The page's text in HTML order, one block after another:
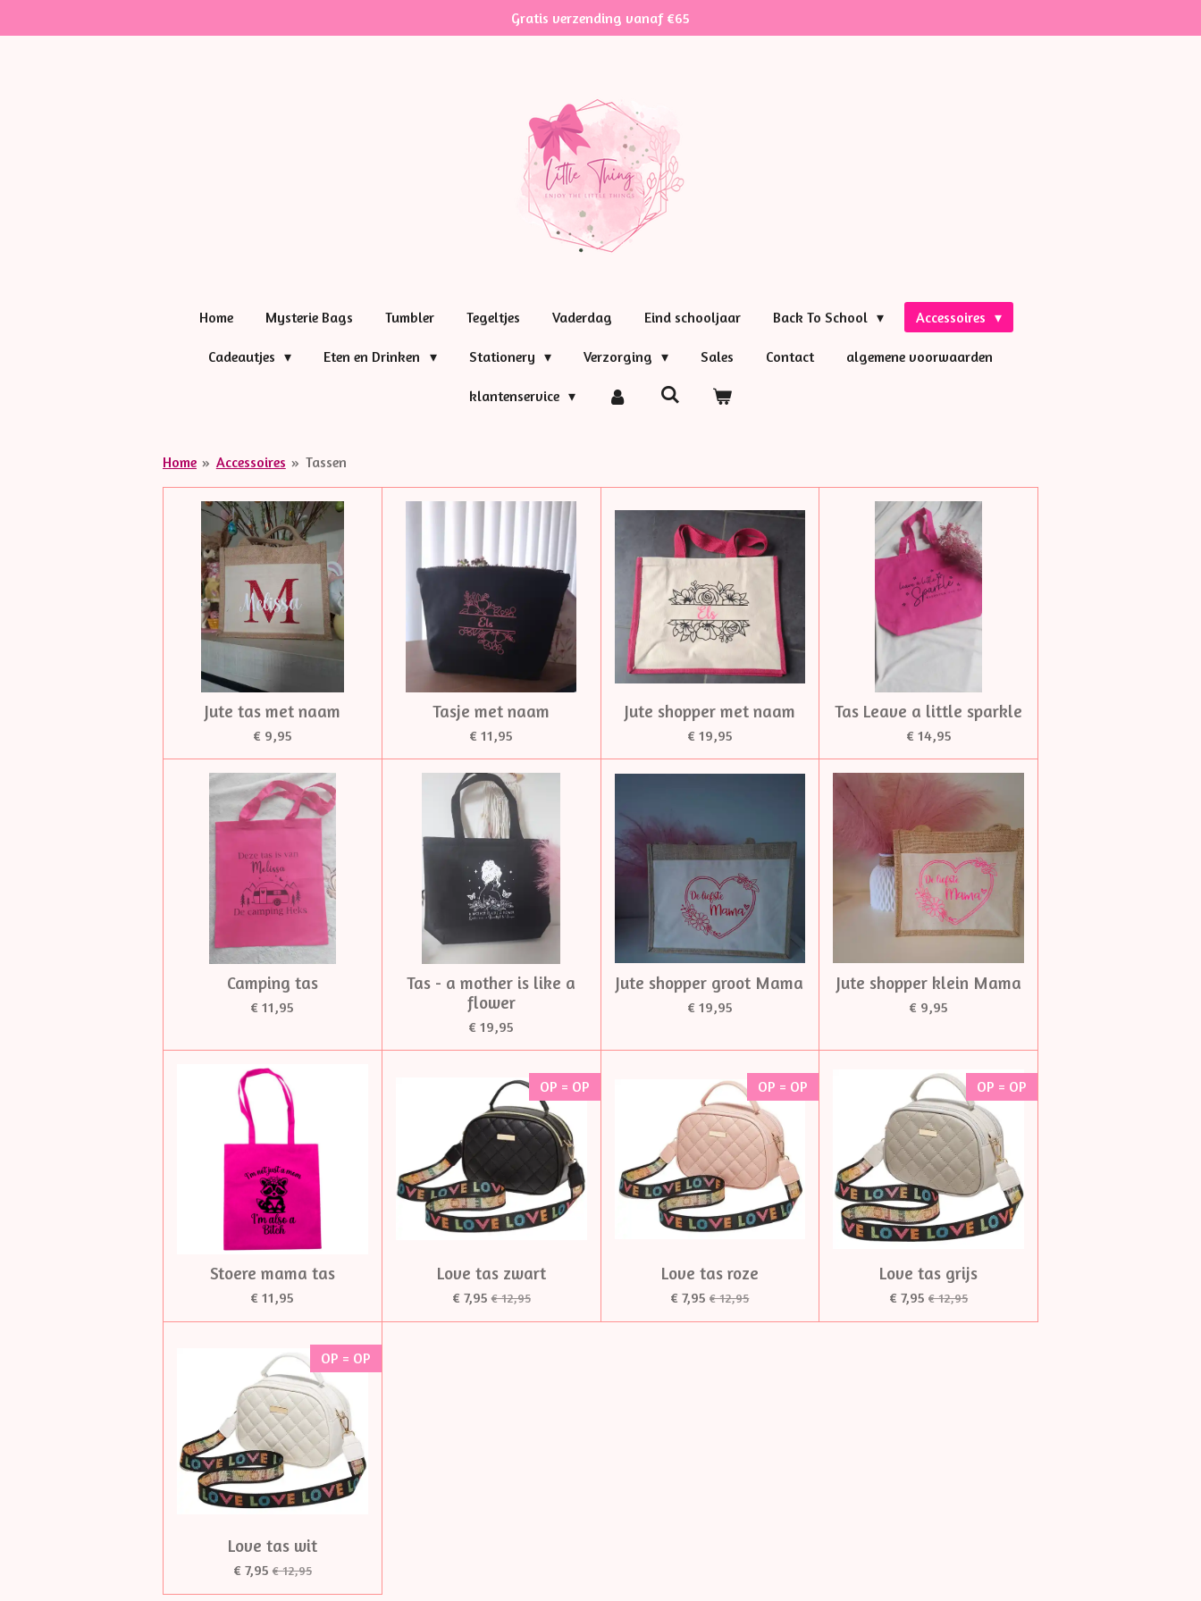
direct
Gratis verzending vanaf €65
Home Mysterie Bags Tumbler Tegeltjes Vaderdag Eind schooljaar Back To School Accessoires
Cadeautjes Eten en Drinken Stationery Verzorging Sales Contact algemene voorwaarden
klantenservice
Home » Accessoires » Tassen
Jute tas met naam
€ 9,95
Tasje met naam
€ 11,95
Jute shopper met naam
€ 19,95
Tas Leave a little sparkle
€ 14,95
Camping tas
€ 11,95
Tas - a mother is like a
flower
€ 19,95
Jute shopper groot Mama
€ 19,95
Jute shopper klein Mama
€ 9,95
Stoere mama tas
€ 11,95
OP = OP
Love tas zwart
€ 7,95 € 12,95
OP = OP
Love tas roze
€ 7,95 € 12,95
OP = OP
Love tas grijs
€ 7,95 € 12,95
OP = OP
Love tas wit
€ 7,95 € 12,95